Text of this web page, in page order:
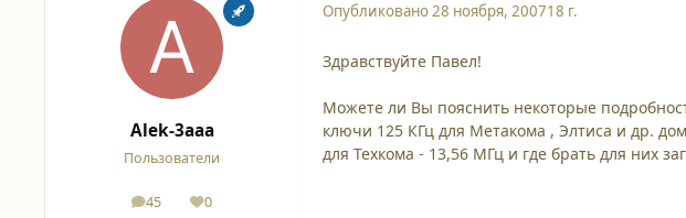
Alek-3aaa
Пользователи
45
сообщения
0
Репутация
Опубликовано28 ноября, 200718 г.
Здравствуйте Павел!
Можете ли Вы пояснить некоторые
ключи 125 КГц для Метакома , Элтиса и др.
для Техкома - 13,56 МГц и где брать для них